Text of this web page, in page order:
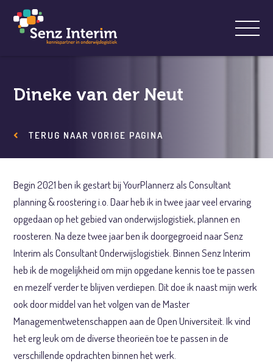
Dineke van der Neut
TERUG NAAR VORIGE PAGINA
Begin 2021 ben ik gestart bij YourPlannerz als Consultant
planning & roostering i.o. Daar heb ik in twee jaar veel ervaring
opgedaan op het gebied van onderwijslogistiek, plannen en
roosteren. Na deze twee jaar ben ik doorgegroeid naar Senz
Interim als Consultant Onderwijslogistiek. Binnen Senz Interim
heb ik de mogelijkheid om mijn opgedane kennis toe te passen
en mezelf verder te blijven verdiepen. Dit doe ik naast mijn werk
ook door middel van het volgen van de Master
Managementwetenschappen aan de Open Universiteit. Ik vind
het erg leuk om de diverse theorieën toe te passen in de
verschillende opdrachten binnen het werk.